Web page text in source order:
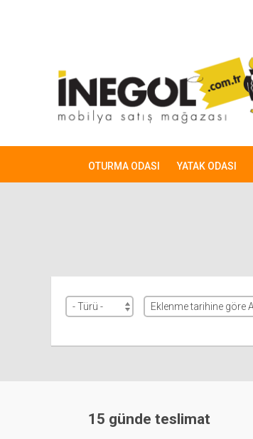
OTURMA ODASI YATAK ODASI
15 günde teslimat